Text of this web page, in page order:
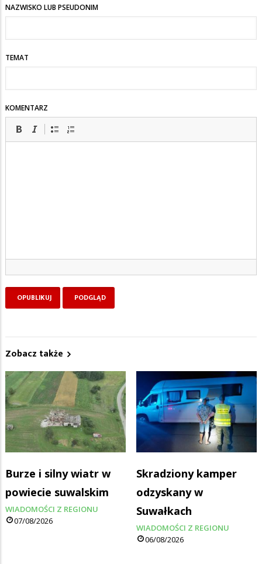
NAZWISKO LUB PSEUDONIM
TEMAT
KOMENTARZ
Zobacz także
Burze i silny wiatr w
powiecie suwalskim
WIADOMOŚCI Z REGIONU
07/08/2026
Skradziony kamper
odzyskany w
Suwałkach
WIADOMOŚCI Z REGIONU
06/08/2026